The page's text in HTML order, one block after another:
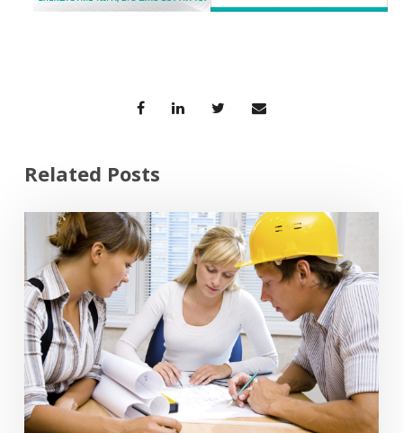
Related Posts